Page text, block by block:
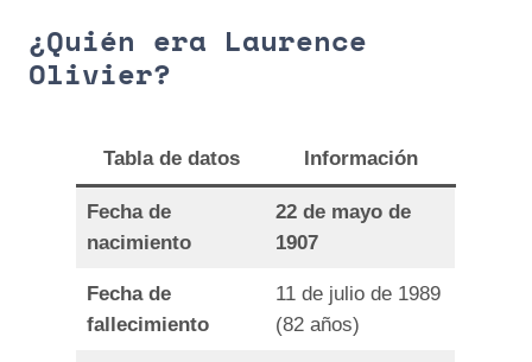
¿Quién era Laurence
Olivier?
Tabla de datos Información
Fecha de
nacimiento
22 de mayo de
1907
Fecha de
fallecimiento
11 de julio de 1989
(82 años)